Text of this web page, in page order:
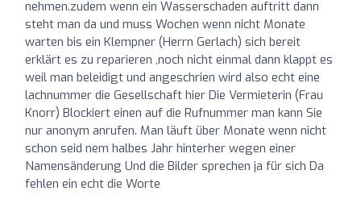
nehmen.zudem wenn ein Wasserschaden auftritt dann
steht man da und muss Wochen wenn nicht Monate
warten bis ein Klempner (Herrn Gerlach) sich bereit
erklärt es zu reparieren ,noch nicht einmal dann klappt es
weil man beleidigt und angeschrien wird also echt eine
lachnummer die Gesellschaft hier Die Vermieterin (Frau
Knorr) Blockiert einen auf die Rufnummer man kann Sie
nur anonym anrufen. Man läuft über Monate wenn nicht
schon seid nem halbes Jahr hinterher wegen einer
Namensänderung Und die Bilder sprechen ja für sich Da
fehlen ein echt die Worte